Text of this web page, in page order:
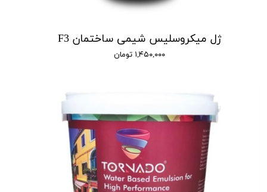
ژل میکروسلیس شیمی ساختمان F3
۱,۴۵۰,۰۰۰ تومان